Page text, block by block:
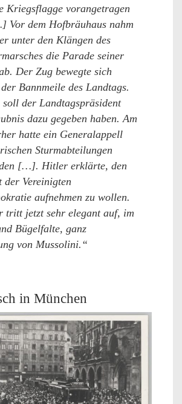
Kriegsflagge vorangetragen
Vor dem Hofbräuhaus nahm
unter den Klängen des
die Parade seiner
Der Zug bewegte sich
Bannmeile des Landtags.
der Landtagspräsident
dazu gegeben haben. Am
hatte ein Generalappell
Sturmabteilungen
[…]. Hitler erklärte, den
der Vereinigten
aufnehmen zu wollen.
jetzt sehr elegant auf, im
Bügelfalte, ganz
von Mussolini.“
in München